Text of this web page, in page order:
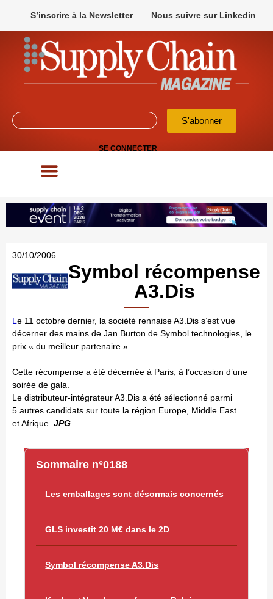
S’inscrire à la Newsletter Nous suivre sur Linkedin
S'abonner
SE CONNECTER
Symbol récompense
A3.Dis
Sommaire n°0188
Les emballages sont désormais concernés
GLS investit 20 M€ dans le 2D
Symbol récompense A3.Dis
L e 11 octobre dernier, la société rennaise A3.Dis s’est vue
décerner des mains de Jan Burton de Symbol technologies, le
prix « du meilleur partenaire »
Cette récompense a été décernée à Paris, à l’occasion d’une
soirée de gala.
Le distributeur-intégrateur A3.Dis a été sélectionné parmi
5 autres candidats sur toute la région Europe, Middle East
et Afrique. JPG
30/10/2006